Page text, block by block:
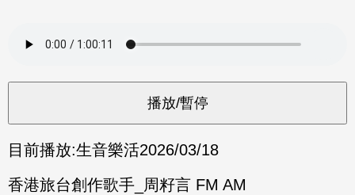
目前播放:生音樂活2026/03/18
香港旅台創作歌手_周籽言 FM AM